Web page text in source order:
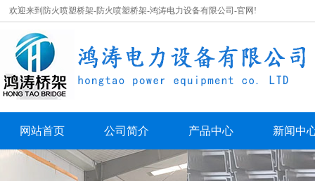
欢迎来到防火喷塑桥架-防火喷塑桥架-鸿涛电力设备有限公司-官网!
网站首页 公司简介 产品中心 新闻中